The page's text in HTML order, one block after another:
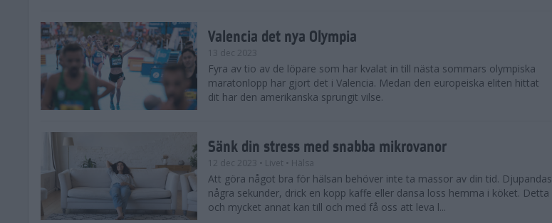
Valencia det nya Olympia
13 dec 2023
Fyra av tio av de löpare som har kvalat in till nästa sommars olympiska
maratonlopp har gjort det i Valencia. Medan den europeiska eliten hittat
dit har den amerikanska sprungit vilse.
Sänk din stress med snabba mikrovanor
12 dec 2023 • Livet • Hälsa
Att göra något bra för hälsan behöver inte ta massor av din tid. Djupandas
några sekunder, drick en kopp kaffe eller dansa loss hemma i köket. Detta
och mycket annat kan till och med få oss att leva l...